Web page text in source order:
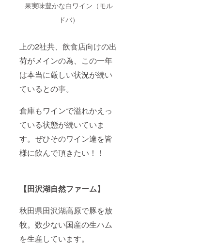
果実味豊かな白ワイン（モル
ドバ）
上の2社共、飲食店向けの出
荷がメインの為、この一年
は本当に厳しい状況が続い
ているとの事。
倉庫もワインで溢れかえっ
ている状態が続いていま
す。ぜひそのワイン達を皆
様に飲んで頂きたい！！
【田沢湖自然ファーム】
秋田県田沢湖高原で豚を放
牧。数少ない国産の生ハム
を生産しています。